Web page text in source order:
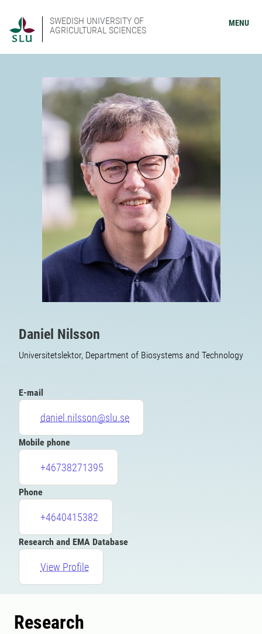
SWEDISH UNIVERSITY OF
AGRICULTURAL SCIENCES
MENU
Daniel Nilsson
Universitetslektor, Department of Biosystems and Technology
E-mail
daniel.nilsson@slu.se
Mobile phone
+46738271395
Phone
+4640415382
Research and EMA Database
View Profile
Research